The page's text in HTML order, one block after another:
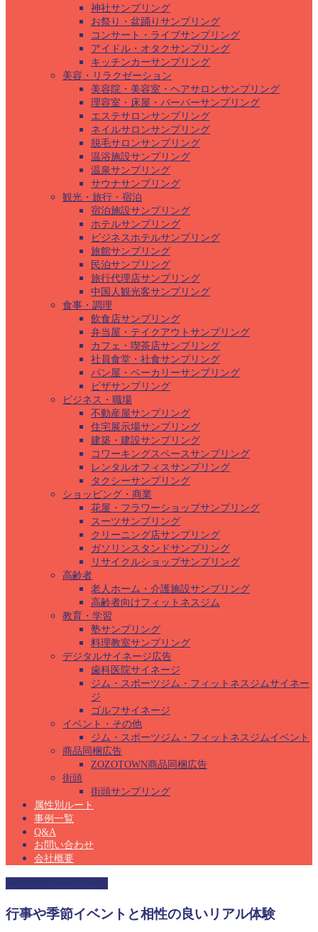
神社サンプリング
お祭り・盆踊りサンプリング
コンサート・ライブサンプリング
アイドル・オタクサンプリング
キッチンカーサンプリング
美容・リラクゼーション
美容院・美容室・ヘアサロンサンプリング
理容室・床屋・バーバーサンプリング
エステサロンサンプリング
ネイルサロンサンプリング
脱毛サロンサンプリング
温浴施設サンプリング
温泉サンプリング
サウナサンプリング
観光・旅行・宿泊
宿泊施設サンプリング
ホテルサンプリング
ビジネスホテルサンプリング
旅館サンプリング
民泊サンプリング
旅行代理店サンプリング
中国人観光客サンプリング
食事・調理
飲食店サンプリング
弁当屋・テイクアウトサンプリング
カフェ・喫茶店サンプリング
社員食堂・社食サンプリング
パン屋・ベーカリーサンプリング
ピザサンプリング
ビジネス・職場
不動産屋サンプリング
住宅展示場サンプリング
建築・建設サンプリング
コワーキングスペースサンプリング
レンタルオフィスサンプリング
タクシーサンプリング
ショッピング・商業
花屋・フラワーショップサンプリング
スーツサンプリング
クリーニング店サンプリング
ガソリンスタンドサンプリング
リサイクルショップサンプリング
高齢者
老人ホーム・介護施設サンプリング
高齢者向けフィットネスジム
教育・学習
塾サンプリング
料理教室サンプリング
デジタルサイネージ広告
歯科医院サイネージ
ジム・スポーツジム・フィットネスジムサイネー
ジ
ゴルフサイネージ
イベント・その他
ジム・スポーツジム・フィットネスジムイベント
商品同梱広告
ZOZOTOWN商品同梱広告
街頭
街頭サンプリング
属性別ルート
事例一覧
Q&A
お問い合わせ
会社概要
行事や季節イベントと相性の良いリアル体験